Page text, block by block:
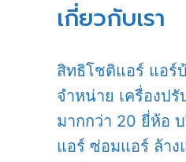
เกี่ยวกับเรา
สิทธิโชติแอร์ แอร์
จำหน่าย เครื่องปรั
มากกว่า 20 ยี่ห้อ
แอร์ ซ่อมแอร์ ล้าง